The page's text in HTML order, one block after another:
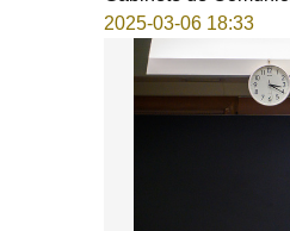
2025-03-06 18:33